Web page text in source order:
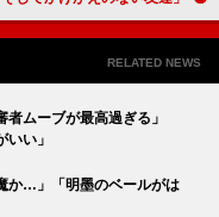
RELATED NEWS
者ムーブが最高過ぎる」
いい」
か…」「明墨のベールがは